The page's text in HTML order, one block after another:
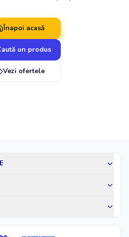
Înapoi acasă
un produs
Vezi ofertele